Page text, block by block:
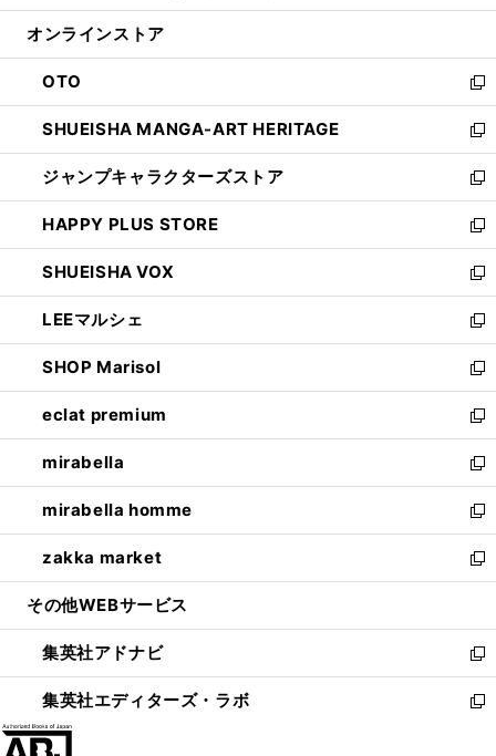
開
ン
ウ
で
開
く
ウ
ン
ド
ウ
で
開
く
オンラインストア
OTO
新
し
い
ウ
ィ
ン
ド
ウ
で
開
く
SHUEISHA MANGA-ART HERITAGE
新
し
い
ウ
ィ
ン
ド
ウ
で
開
く
ジャンプキャラクターズストア
新
し
い
ウ
ィ
ン
ド
ウ
で
開
く
HAPPY PLUS STORE
新
し
い
ウ
ィ
ン
ド
ウ
で
開
く
SHUEISHA VOX
新
し
い
ウ
ィ
ン
ド
ウ
で
開
く
LEEマルシェ
新
し
い
ウ
ィ
ン
ド
ウ
で
開
く
SHOP Marisol
新
し
い
ウ
ィ
ン
ド
ウ
で
開
eclat premium
新
し
い
ウ
ィ
ン
ド
ウ
開
く
mirabella
新
し
い
ウ
ィ
ン
ウ
で
開
く
mirabella homme
新
し
い
ウ
ン
ド
ウ
で
zakka market
新
し
ウ
ィ
ン
ド
その他WEBサービス
集英社アドナビ
新
し
い
集英社エディターズ・ラボ
新